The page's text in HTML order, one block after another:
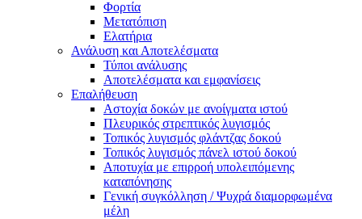
Φορτία
Μετατόπιση
Ελατήρια
Ανάλυση και Αποτελέσματα
Τύποι ανάλυσης
Αποτελέσματα και εμφανίσεις
Επαλήθευση
Αστοχία δοκών με ανοίγματα ιστού
Πλευρικός στρεπτικός λυγισμός
Τοπικός λυγισμός φλάντζας δοκού
Τοπικός λυγισμός πάνελ ιστού δοκού
Αποτυχία με επιρροή υπολειπόμενης
καταπόνησης
Γενική συγκόλληση / Ψυχρά διαμορφωμένα
μέλη